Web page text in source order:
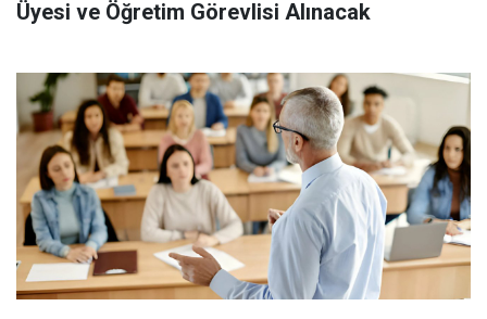
Üyesi ve Öğretim Görevlisi Alınacak